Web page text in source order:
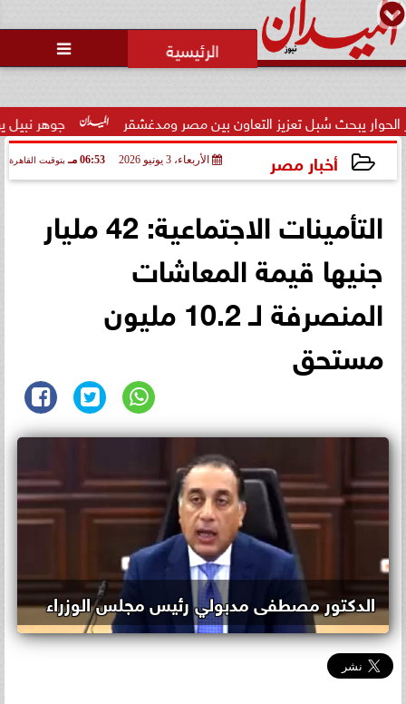

جوهر نبيل يهنئ سُبل تعزيز التعاون بين مصر ومدغشقر
أخبار مصر الأربعاء، 3 يونيو 2026 06:53 مـ بتوقيت القاهرة
التأمينات الاجتماعية: 42 مليار
جنيها قيمة المعاشات
المنصرفة لـ 10.2 مليون
مستحق
الدكتور مصطفى مدبولي رئيس مجلس الوزراء